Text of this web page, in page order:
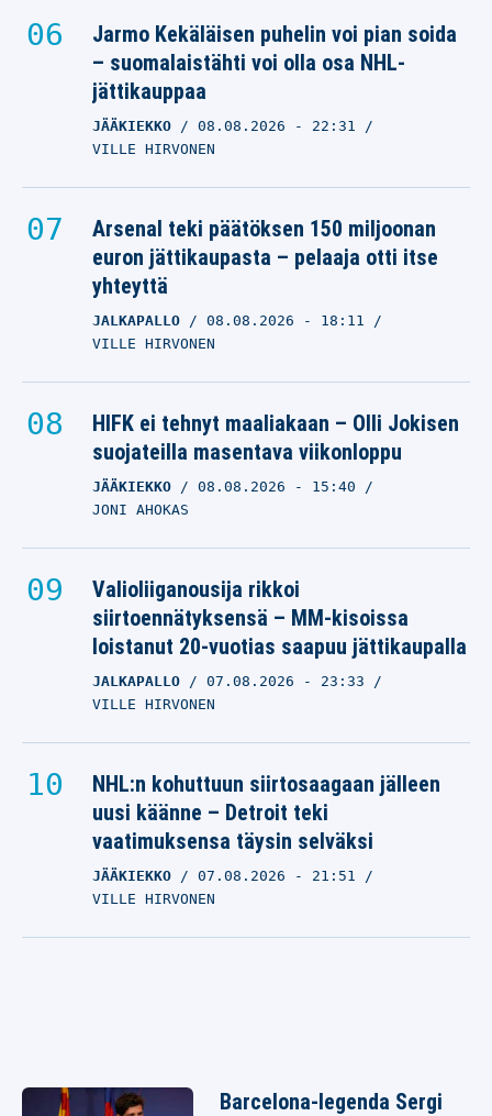
Jarmo Kekäläisen puhelin voi pian soida
– suomalaistähti voi olla osa NHL-
jättikauppaa
JÄÄKIEKKO 08.08.2026 - 22:31
VILLE HIRVONEN
Arsenal teki päätöksen 150 miljoonan
euron jättikaupasta – pelaaja otti itse
yhteyttä
JALKAPALLO 08.08.2026 - 18:11
VILLE HIRVONEN
HIFK ei tehnyt maaliakaan – Olli Jokisen
suojateilla masentava viikonloppu
JÄÄKIEKKO 08.08.2026 - 15:40
JONI AHOKAS
Valioliiganousija rikkoi
siirtoennätyksensä – MM-kisoissa
loistanut 20-vuotias saapuu jättikaupalla
JALKAPALLO 07.08.2026 - 23:33
VILLE HIRVONEN
NHL:n kohuttuun siirtosaagaan jälleen
uusi käänne – Detroit teki
vaatimuksensa täysin selväksi
JÄÄKIEKKO 07.08.2026 - 21:51
VILLE HIRVONEN
Barcelona-legenda Sergi